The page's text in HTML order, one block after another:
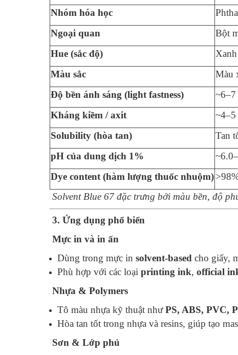
Nhóm hóa học
Ngoại quan
Bột
Hue (sắc độ)
Màu sắc
Màu
Độ bền ánh sáng (light fastness)
Kháng kiềm / axit
Solubility (hòa tan)
Tan
pH của dung dịch 1%
Dye content (hàm lượng thuốc nhuộm)
Solvent Blue 67 đặc trưng bởi màu bền, độ
3. Ứng dụng phổ biến
Mực in và in ấn
Dùng trong mực in solvent-based cho giấy,
Phù hợp với các loại printing ink, official
Nhựa & Polymers
Tô màu nhựa kỹ thuật nhưPS, ABS, PVC,
Hòa tan tốt trong nhựa và resins, giúp tạo
Sơn & Lớp phủ